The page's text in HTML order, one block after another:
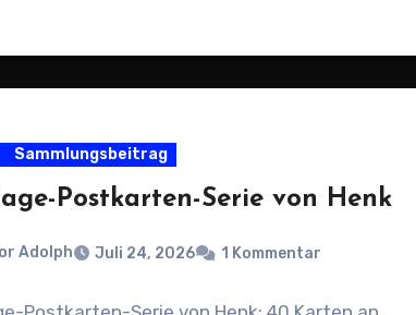
Sammlungsbeitrag
Postkarten-Serie von Henk
Adolph Juli 24, 2026 1 Kommentar